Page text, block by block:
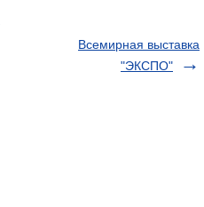
Всемирная выставка
"ЭКСПО"